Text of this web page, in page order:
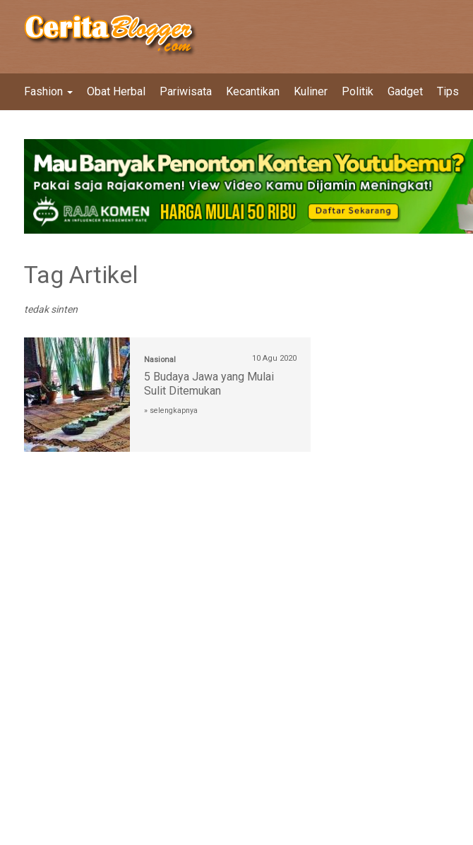
Fashion Obat Herbal Pariwisata Kecantikan Kuliner Politik Gadget Tips
Tag Artikel
tedak sinten
Nasional 10 Agu 2020
5 Budaya Jawa yang Mulai
Sulit Ditemukan
» selengkapnya